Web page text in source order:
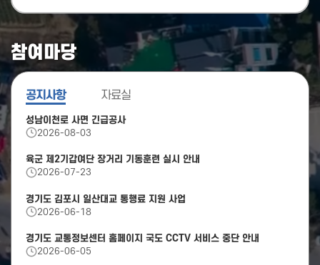
(화성방향) 금암교차로 → 가장교차로
1정보없음차로 통제
강변북로
(구리방향) 성수대교 → 영동대교
(수원방향) 가장교차로 → 금암교차로
1정보없음차로 통제
의정부시 신평화로
(동두천방향) 용현지하차도 → 민락교차로
성남시 성남이천로
전차로 통제
참여마당
공지사항
성남이천로 사면 긴급공사
2026-08-03
육군 제2기갑여단 장거리 기동훈련 실시 안내
2026-07-23
경기도 김포시 일산대교 통행료 지원 사업
2026-06-18
경기도 교통정보센터 홈페이지 국도 CCTV 서비스 중단 안내
2026-06-05
자료실